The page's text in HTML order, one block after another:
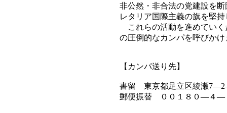
非公然・非合法の党建設を
レタリア国際主義の旗を堅
これらの活動を進めていく
の圧倒的なカンパを呼びかけ
【カンパ送り先】
書留 東京都足立区綾瀬
郵便振替 ００１８０―４―